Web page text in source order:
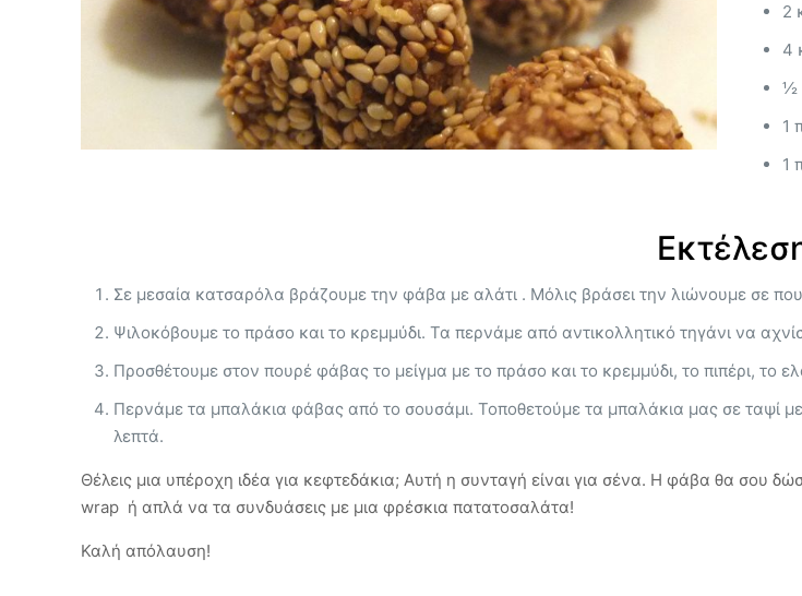
2
4
½
1
1
Σε μεσαία κατσαρόλα βράζουμε την φάβα με αλάτι . Μόλις βράσει την λιώνουμε σε
Ψιλοκόβουμε το πράσο και το κρεμμύδι. Τα περνάμε από αντικολλητικό τηγάνι να
Προσθέτουμε στον πουρέ φάβας το μείγμα με το πράσο και το κρεμμύδι, το πιπέρι, το
Περνάμε τα μπαλάκια φάβας από το σουσάμι. Τοποθετούμε τα μπαλάκια μας σε ταψί
λεπτά.
Θέλεις μια υπέροχη ιδέα για κεφτεδάκια; Αυτή η συνταγή είναι για σένα. Η φάβα θα σου
wrap ή απλά να τα συνδυάσεις με μια φρέσκια πατατοσαλάτα!
Καλή απόλαυση!